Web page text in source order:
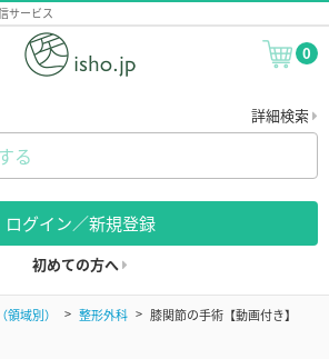
サービス
0
詳細検索
ログイン／新規登録
初めての方へ
域別） 整形外科 膝関節の手術【動画付き】